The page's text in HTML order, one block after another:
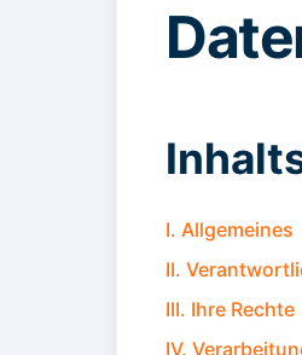
I. Allgemeines
II.
III. Ihre Rechte
IV.